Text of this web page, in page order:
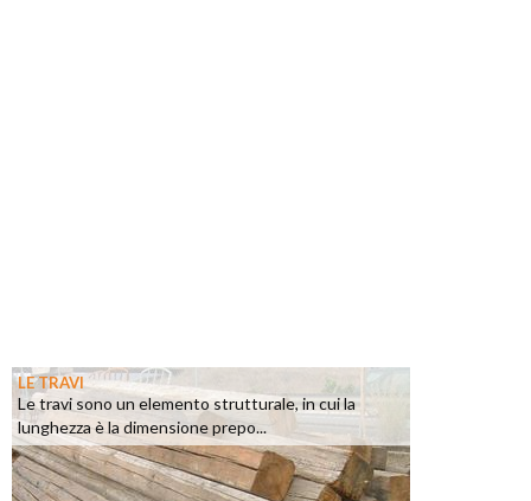
LE TRAVI
Le travi sono un elemento strutturale, in cui la
lunghezza è la dimensione prepo...